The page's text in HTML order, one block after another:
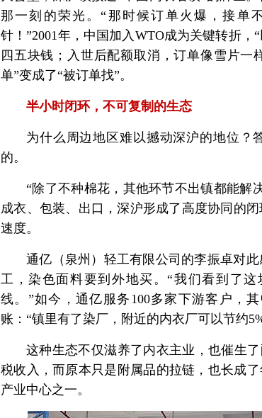
那一刻的荣光。“那时候订单火爆，接单
针！”2001年，中国加入WTO成为关键转折
四五块钱；入世后配额取消，订单像雪片一
单”变成了“被订单找”。
半小时闭环，不可复制的生态
为什么周边地区难以撼动深沪的地位？
的。
“除了不种棉花，其他环节不出镇都能解
成衣、包装、出口，深沪形成了高度协同的
速度。
通亿（泉州）轻工有限公司的李振卓对
工，染色面料要到外地买。“我们看到了
线。”如今，通亿服务100多家下游客户，
账：“镇里有了染厂，附近的内衣厂可以节约
这种生态不仅滋养了内衣主业，也催生
税收入，而原本只是附属品的拉链，也长成
产业中心之一。